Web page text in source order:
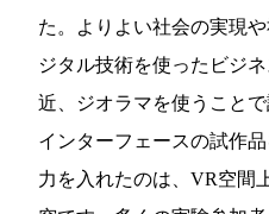
た。よりよい社会の実現
ジタル技術を使ったビジ
近、ジオラマを使うこと
インターフェースの試作
力を入れたのは、VR空間